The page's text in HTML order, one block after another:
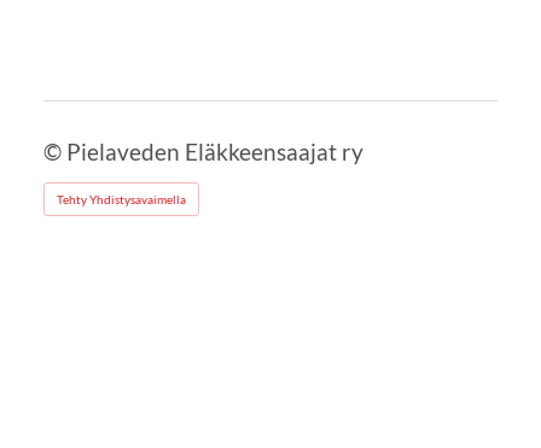
© Pielaveden Eläkkeensaajat ry
Tehty Yhdistysavaimella